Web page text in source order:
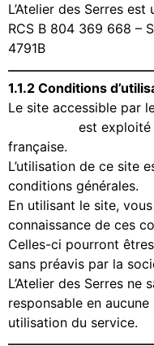
L’Atelier des Serres
RCS B 804 369 668 –
4791B
1.1.2 Conditions
Le site accessible par
est exploité
française.
L’utilisation de ce site
conditions générales.
En utilisant le site,
connaissance de ces
Celles-ci pourront
sans préavis par la
L’Atelier des Serres
responsable en aucune
utilisation du service.